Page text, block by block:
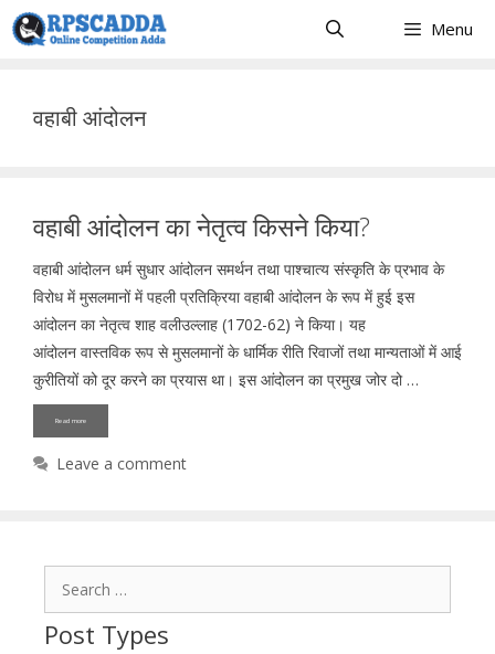
Skip
to
Menu
वहाबी आंदोलन
वहाबी आंदोलन का नेतृत्व किसने किया?
वहाबी आंदोलन धर्म सुधार आंदोलन समर्थन तथा पाश्चात्य संस्कृति के प्रभाव के
विरोध में मुसलमानों में पहली प्रतिक्रिया वहाबी आंदोलन के रूप में हुई इस
आंदोलन का नेतृत्व शाह वलीउल्लाह (1702-62) ने किया। यह
आंदोलन वास्तविक रूप से मुसलमानों के धार्मिक रीति रिवाजों तथा मान्यताओं में आई
कुरीतियों को दूर करने का प्रयास था। इस आंदोलन का प्रमुख जोर दो …
Read more
Leave a comment
Post Types